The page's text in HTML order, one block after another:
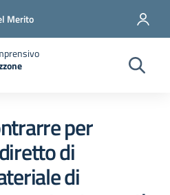
Merito
per
di
di